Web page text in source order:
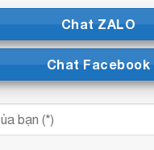
Chat ZALO
Chat Facebook